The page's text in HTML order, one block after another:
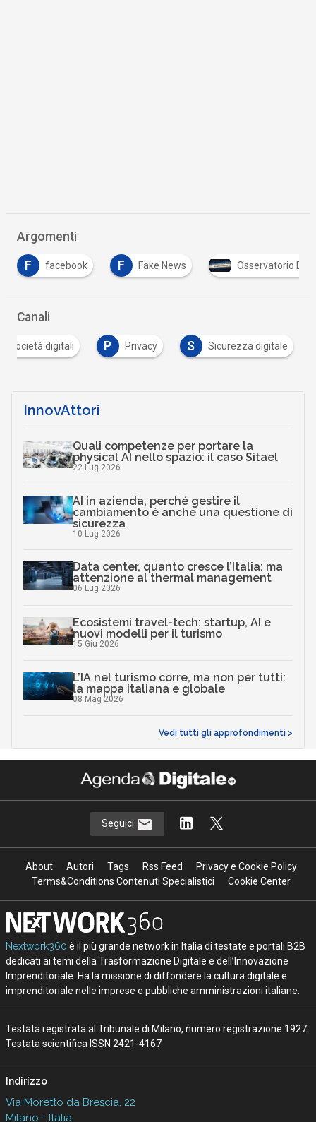
Argomenti
F facebook F Fake News Osservatorio
Canali
e società digitali P Privacy S Sicurezza digitale
InnovAttori
Quali competenze per portare la
physical AI nello spazio: il caso Sitael
22 Lug 2026
AI in azienda, perché gestire il
cambiamento è anche una questione di
sicurezza
10 Lug 2026
Data center, quanto cresce l’Italia: ma
attenzione al thermal management
06 Lug 2026
Ecosistemi travel-tech: startup, AI e
nuovi modelli per il turismo
15 Giu 2026
L’IA nel turismo corre, ma non per tutti:
la mappa italiana e globale
08 Mag 2026
Vedi tutti gli approfondimenti >
Seguici
About Autori Tags Rss Feed
Privacy e Cookie Policy
Terms&Conditions Contenuti Specialistici
Cookie Center
Nextwork360 è il più grande network in Italia di testate e portali B2B
dedicati ai temi della Trasformazione Digitale e dell’Innovazione
Imprenditoriale. Ha la missione di diffondere la cultura digitale e
imprenditoriale nelle imprese e pubbliche amministrazioni italiane.
Testata registrata al Tribunale di Milano, numero registrazione 1927.
Testata scientifica ISSN 2421-4167
Indirizzo
Via Moretto da Brescia, 22
Milano - Italia